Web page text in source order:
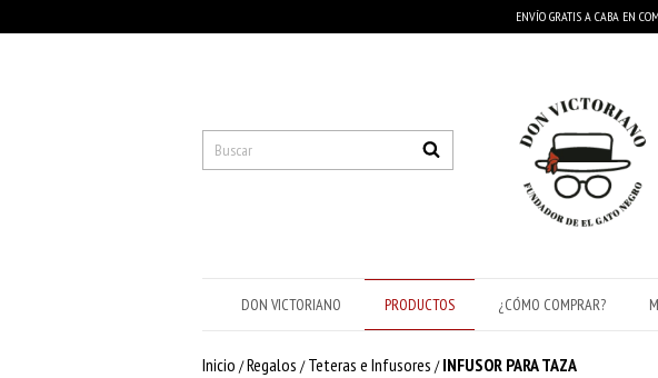
ENVÍO GRATIS A CABA EN
DON VICTORIANO PRODUCTOS ¿CÓMO COMPRAR?
Inicio /Regalos / Teteras e Infusores / INFUSOR PARA TAZA